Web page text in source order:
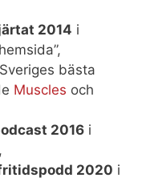
2014 i
bästa
Muscles och
2016 i
2020 i